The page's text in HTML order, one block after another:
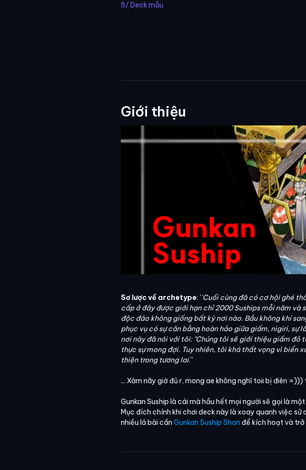
5/ Deck mẫu
Giới thiệu
Sơ lược về archetype: ''Cuối cùng đã có cơ hội ghé
cấp ở đây được giới hạn chỉ 2000 Suships mỗi năm
độc đáo không giống bất kỳ nơi nào. Bầu không khí
phục vụ có sự cân bằng hoàn hảo giữa giấm, nigiri, sự
nơi này đã nói với tôi: "Chúng tôi sẽ giới thiệu giấm
thực sự mong đợi. Tuy nhiên, tôi khá thất vọng vì biển
thiện trong tương lai.''
... Xàm nãy giờ đủ r, mong ae không nghĩ toii bị điên
Gunkan Suship là cái mà hầu hết mọi người sẽ gọi là
Mục đích chính khi chơi deck này là xoay quanh việc
nhiều lá bài cần Gunkan Suship Shari để kích hoạt và trở